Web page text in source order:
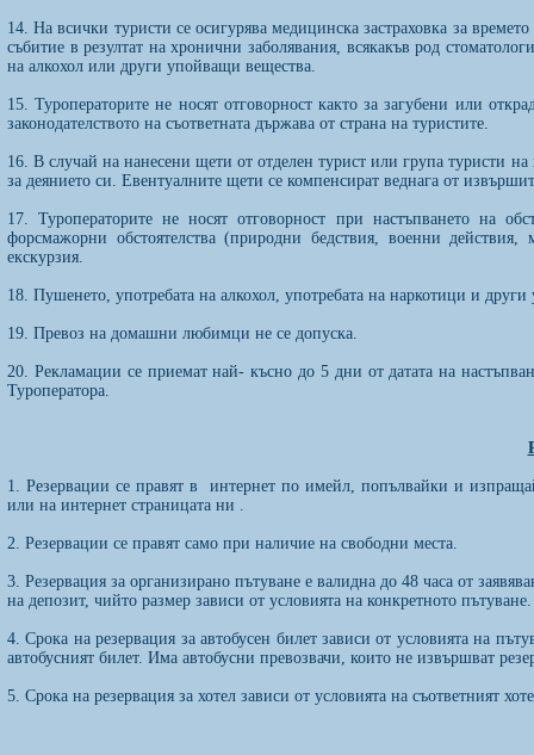
14. На всички туристи се осигурява медицинска застраховка за
събитие в резултат на хронични заболявания, всякакъв род
на алкохол или други упойващи вещества.
15. Туроператорите не носят отговорност както за загубени или
законодателството на съответната държава от страна на туристите.
16. В случай на нанесени щети от отделен турист или група туристи на
за деянието си. Евентуалните щети се компенсират веднага от
17. Туроператорите не носят отговорност при настъпването на
форсмажорни обстоятелства (природни бедствия, военни
екскурзия.
18. Пушенето, употребата на алкохол, употребата на наркотици и
19. Превоз на домашни любимци не се допуска.
20. Рекламации се приемат най- късно до 5 дни от датата на
Туроператора.
1. Резервации се правят в интернет по имейл, попълвайки и
или на интернет страницата ни .
2. Резервации се правят само при наличие на свободни места.
3. Резервация за организирано пътуване е валидна до 48 часа от
на депозит, чийто размер зависи от условията на конкретното пътуване.
4. Срока на резервация за автобусен билет зависи от условията на
автобусният билет. Има автобусни превозвачи, които не извършват
5. Срока на резервация за хотел зависи от условията на съответният